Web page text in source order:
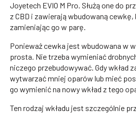
Joyetech EVIO M Pro. Służą one do
z CBD i zawierają wbudowaną
zamieniając go w parę.
Ponieważ cewka jest wbudowana w
prosta. Nie trzeba wymieniać
niczego przebudowywać. Gdy wkład
wytwarzać mniej oparów lub mieć
go wymienić na nowy wkład z tego
Ten rodzaj wkładu jest szczególnie